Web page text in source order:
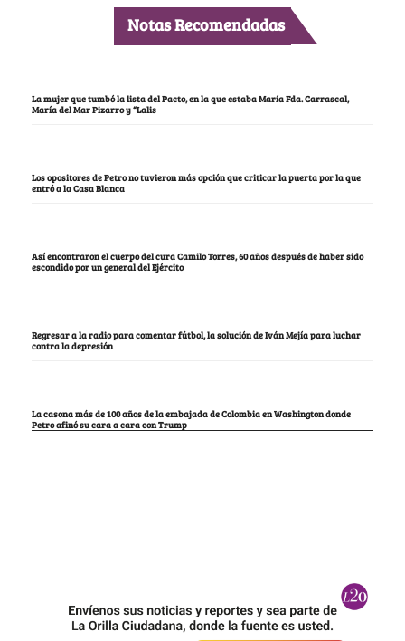
Notas Recomendadas
La mujer que tumbó la lista del Pacto, en la que estaba María Fda. Carrascal,
María del Mar Pizarro y “Lalis
Los opositores de Petro no tuvieron más opción que criticar la puerta por la que
entró a la Casa Blanca
Así encontraron el cuerpo del cura Camilo Torres, 60 años después de haber sido
escondido por un general del Ejército
Regresar a la radio para comentar fútbol, la solución de Iván Mejía para luchar
contra la depresión
La casona más de 100 años de la embajada de Colombia en Washington donde
Petro afinó su cara a cara con Trump